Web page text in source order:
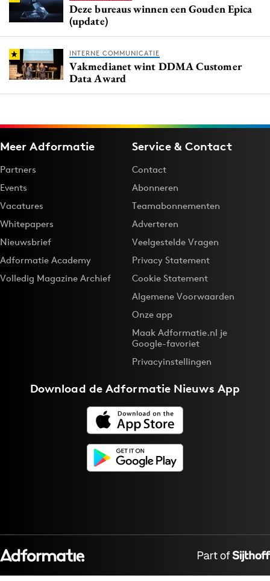
Deze bureaus winnen een Gouden Epica
(update)
INTERNE COMMUNICATIE
Vakmedianet wint DDMA Customer
Data Award
Meer Adformatie
Partners
Events
Vacatures
Whitepapers
Nieuwsbrief
Adformatie Academy
Volledig Magazine Archief
Service & Contact
Contact
Abonneren
Teamabonnementen
Adverteren
Veelgestelde Vragen
Privacy Statement
Cookie Statement
Algemene Voorwaarden
Onze app
Maak Adformatie.nl je
Google-favoriet
Privacyinstellingen
Download deAdformatie Nieuws App